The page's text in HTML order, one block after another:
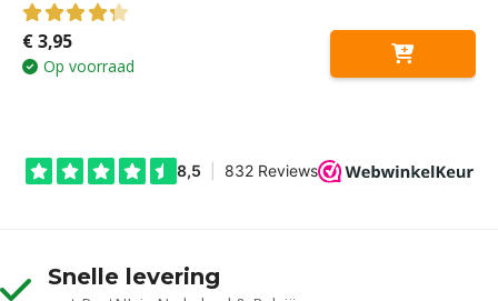
4.33out of 5
€3,95
Op voorraad
Snelle levering